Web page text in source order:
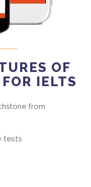
OF
IELTS
from
tests